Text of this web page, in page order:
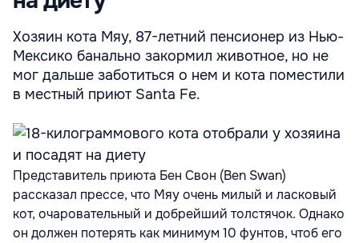
Хозяин кота Мяу, 87-летний пенсионер из Нью-
Мексико банально закормил животное, но не
мог дальше заботиться о нем и кота поместили
в местный приют Santa Fe.
Представитель приюта Бен Свон (Ben Swan)
рассказал прессе, что Мяу очень милый и ласковый
кот, очаровательный и добрейший толстячок. Однако
он должен потерять как минимум 10 фунтов, чтоб его